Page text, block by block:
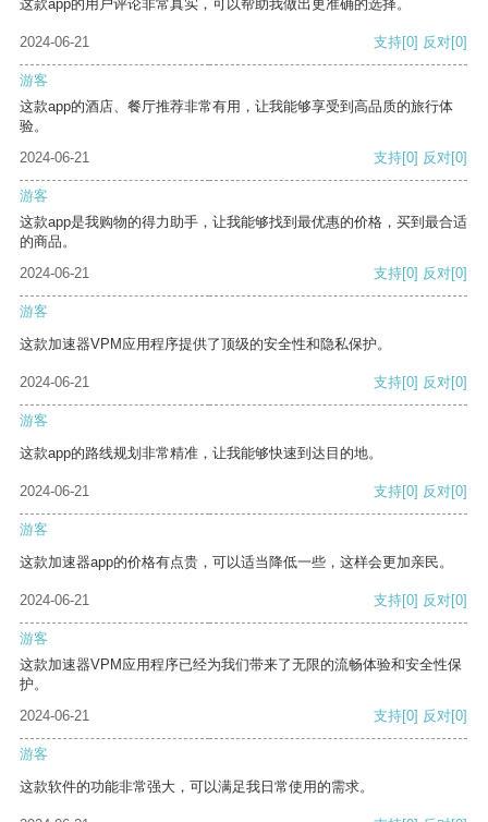
这款app的用户评论非常真实，可以帮助我做出更准确的选择。
2024-06-21 支持[0] 反对[0]
游客
这款app的酒店、餐厅推荐非常有用，让我能够享受到高品质的旅行体
验。
2024-06-21
支持[0] 反对[0]
游客
这款app是我购物的得力助手，让我能够找到最优惠的价格，买到最合适
的商品。
2024-06-21
支持[0] 反对[0]
游客
这款加速器VPM应用程序提供了顶级的安全性和隐私保护。
2024-06-21 支持[0] 反对[0]
游客
这款app的路线规划非常精准，让我能够快速到达目的地。
2024-06-21 支持[0] 反对[0]
游客
这款加速器app的价格有点贵，可以适当降低一些，这样会更加亲民。
2024-06-21 支持[0] 反对[0]
游客
这款加速器VPM应用程序已经为我们带来了无限的流畅体验和安全性保
护。
2024-06-21
支持[0] 反对[0]
游客
这款软件的功能非常强大，可以满足我日常使用的需求。